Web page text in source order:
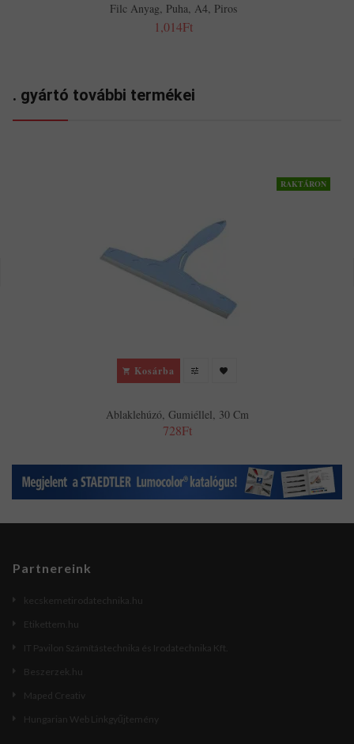
Filc Anyag, Puha, A4, Piros
1,014Ft
. gyártó további termékei
RAKTÁRON
Kosárba
Ablaklehúzó, Gumiéllel, 30 Cm
728Ft
Partnereink
kecskemetirodatechnika.hu
Etikettem.hu
IT Pavilon Számítástechnika és Irodatechnika Kft.
Beszerzek.hu
Maped Creativ
Hungarian Web Linkgyűjtemény